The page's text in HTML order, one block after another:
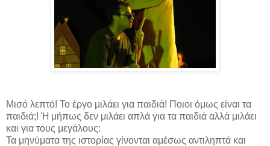
Μισό λεπτό! Το έργο μιλάει για παιδιά! Ποιοι όμως είναι τα
παιδιά;! Ή μήπως δεν μιλάει απλά για τα παιδιά αλλά μιλάει
και για τους μεγάλους:
Τα μηνύματα της ιστορίας γίνονται αμέσως αντιληπτά και